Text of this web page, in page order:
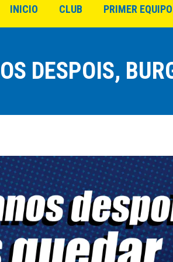
INICIO CLUB PRIMER EQUIPO
DESPOIS,